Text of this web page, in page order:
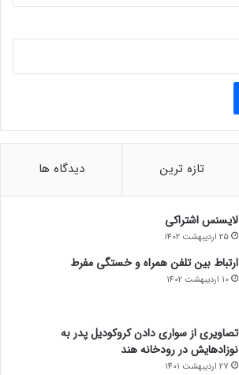
تازه ترین دیدگاه ها
لایسنس اشتراکی
25 اردیبهشت 1402
ارتباط بین تلفن همراه و خستگی مفرط
10 اردیبهشت 1402
تصاویری از سواری دادن کروکودیل پدر به
نوزادهایش در رودخانه هند
27 اردیبهشت 1401